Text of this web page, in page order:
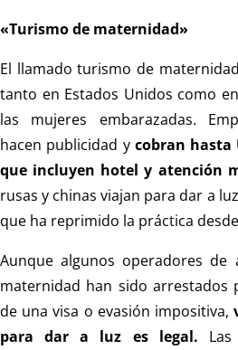
«Turismo de maternidad»
El llamado turismo de
tanto en Estados Unidos como
las mujeres embarazadas.
hacen publicidad y cobran hasta
que incluyen hotel y atención
rusas y chinas viajan para dar a
que ha reprimido la práctica
Aunque algunos operadores de
maternidad han sido arrestados
de una visa o evasión impositiva,
para dar a luz es legal.